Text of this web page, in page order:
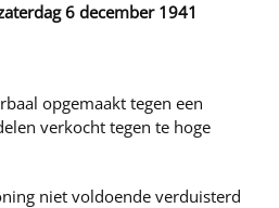
6 december 1941
opgemaakt tegen een
verkocht tegen te hoge
niet voldoende verduisterd